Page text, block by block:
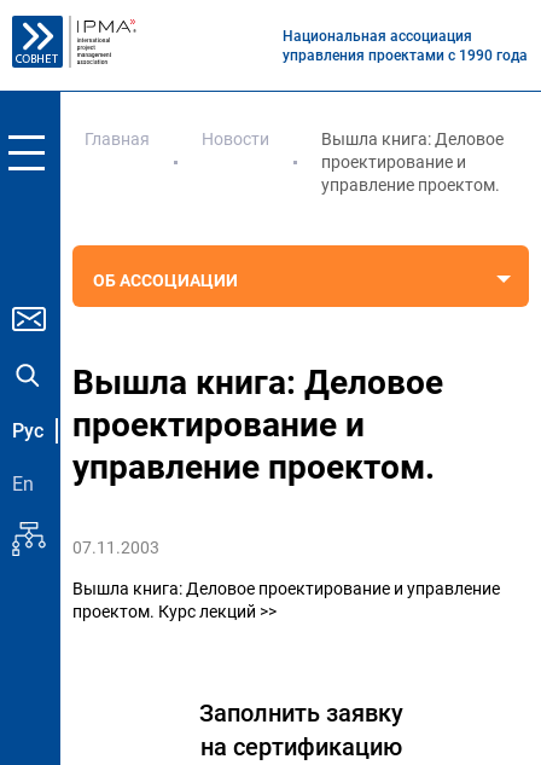
Национальная ассоциация
управления проектами с 1990 года
Рус
En
Главная Новости
Вышла книга: Деловое
проектирование и
управление проектом.
Заполнить заявку
на сертификацию
ОБ АССОЦИАЦИИ
Вышла книга: Деловое
проектирование и
управление проектом.
07.11.2003
Вышла книга: Деловое проектирование и управление
проектом. Курс лекций >>